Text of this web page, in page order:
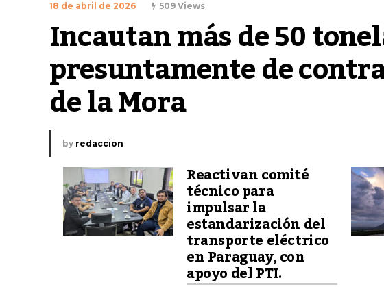
18 de abril de 2026 509 Views
Incautan más de 50
presuntamente de
de la Mora
by redaccion
Reactivan comité
técnico para
impulsar la
estandarización del
transporte eléctrico
en Paraguay, con
apoyo del PTI.